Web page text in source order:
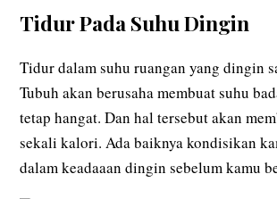
Tidur Pada Suhu Dingin
Tidur dalam suhu ruangan yang dingin
Tubuh akan berusaha membuat suhu
tetap hangat. Dan hal tersebut akan
sekali kalori. Ada baiknya kondisikan
dalam keadaaan dingin sebelum kamu